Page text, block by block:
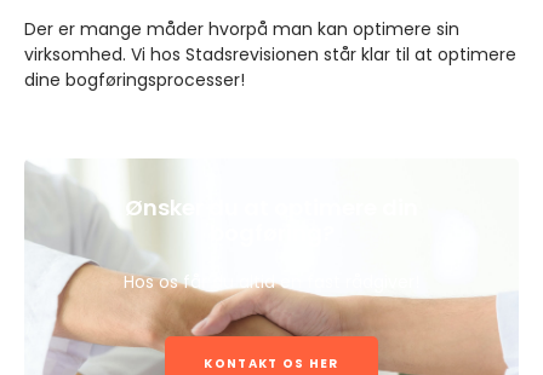
Der er mange måder hvorpå man kan optimere sin
virksomhed. Vi hos Stadsrevisionen står klar til at optimere
dine bogføringsprocesser!
Ønsker du at optimere din
Hos os får du altid en fast rådgiver!
KONTAKT OS HER